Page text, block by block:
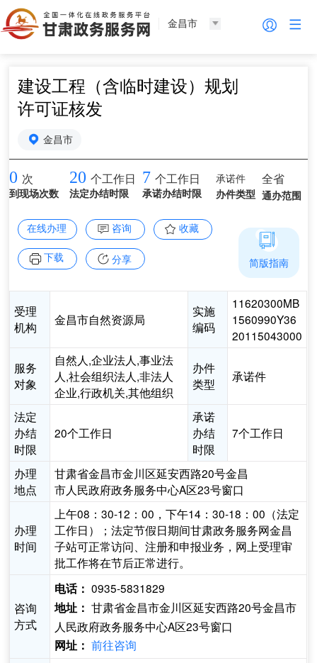
金昌市
建设工程（含临时建设）规划
许可证核发
金昌市
0 次
到现场次数
20 个工作日
法定办结时限
7 个工作日
承诺办结时限
承诺件
办件类型
全省
通办范围
在线办理 咨询 收藏
下载 分享
受理
机构
金昌市自然资源局
实施
编码
11620300MB
1560990Y36
20115043000
服务
对象
自然人,企业法人,事业法
人,社会组织法人,非法人
企业,行政机关,其他组织
办件
类型
承诺件
法定
办结
时限
20个工作日
承诺
办结
时限
7个工作日
办理
地点
甘肃省金昌市金川区延安西路20号金昌
市人民政府政务服务中心A区23号窗口
办理
时间
上午08：30-12：00，下午14：30-18：00（法定
工作日）；法定节假日期间甘肃政务服务网金昌
子站可正常访问、注册和申报业务，网上受理审
批工作将在节后正常进行。
咨询
方式
电话： 0935-5831829
地址： 甘肃省金昌市金川区延安西路20号金昌市
人民政府政务服务中心A区23号窗口
网址： 前往咨询
简版指南